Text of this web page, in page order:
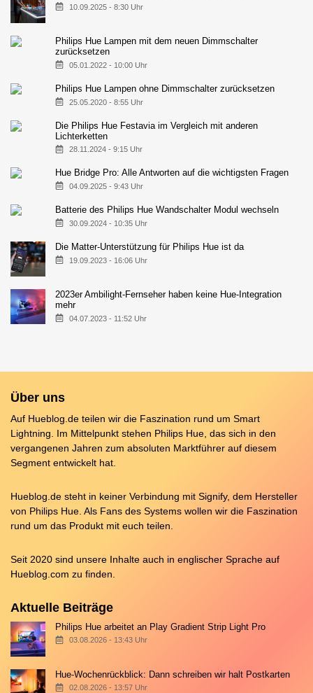
10.09.2025 - 8:30 Uhr
Philips Hue Lampen mit dem neuen Dimmschalter
zurücksetzen
05.01.2022 - 10:00 Uhr
Philips Hue Lampen ohne Dimmschalter zurücksetzen
25.05.2020 - 8:55 Uhr
Die Philips Hue Festavia im Vergleich mit anderen
Lichterketten
28.11.2024 - 9:15 Uhr
Hue Bridge Pro: Alle Antworten auf die wichtigsten Fragen
04.09.2025 - 9:43 Uhr
Batterie des Philips Hue Wandschalter Modul wechseln
30.09.2024 - 10:35 Uhr
Die Matter-Unterstützung für Philips Hue ist da
19.09.2023 - 16:06 Uhr
2023er Ambilight-Fernseher haben keine Hue-Integration
mehr
04.07.2023 - 11:52 Uhr
Über uns
Auf Hueblog.de teilen wir die Faszination rund um Smart
Lightning. Im Mittelpunkt stehen Philips Hue, das sich in den
vergangenen Jahren zum absoluten Marktführer auf diesem
Segment entwickelt hat.
Hueblog.de steht in keiner Verbindung mit Signify, dem Hersteller
von Philips Hue. Als Fans des Systems wollen wir die Faszination
rund um das Produkt mit euch teilen.
Seit 2020 sind unsere Inhalte auch in englischer Sprache auf
Hueblog.com zu finden.
Aktuelle Beiträge
Philips Hue arbeitet an Play Gradient Strip Light Pro
03.08.2026 - 13:43 Uhr
Hue-Wochenrückblick: Dann schreiben wir halt Postkarten
02.08.2026 - 13:57 Uhr